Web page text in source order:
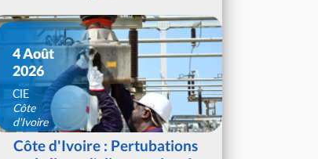
4 Août
2026
CIE
Côte
d'Ivoire
Côte d'Ivoire : Pertubations